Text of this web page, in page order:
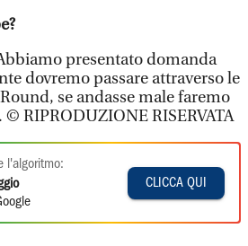
presentato domanda
dovremo passare attraverso le
se andasse male faremo
RIPRODUZIONE RISERVATA
l'algoritmo:
CLICCA QUI